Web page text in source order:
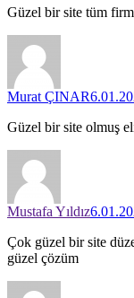
Güzel bir site tüm
Murat ÇINAR
Güzel bir site olmuş
Mustafa Yıldız
Çok güzel bir site
güzel çözüm